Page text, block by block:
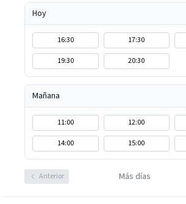
Hoy
16:30 17:30
19:30
20:30
Mañana
11:00 12:00
14:00
15:00
Anterior Más días